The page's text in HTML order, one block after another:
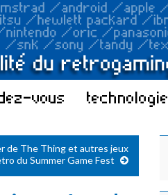
vous technologie
de The Thing et autres jeux
du Summer Game Fest